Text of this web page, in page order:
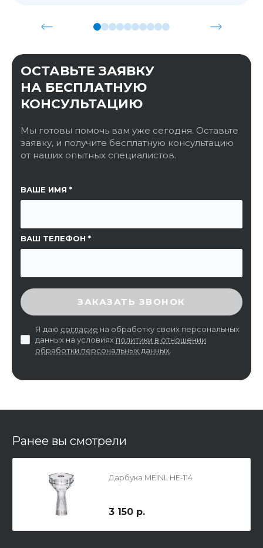
ОСТАВЬТЕ ЗАЯВКУ
НА БЕСПЛАТНУЮ
КОНСУЛЬТАЦИЮ
Мы готовы помочь вам уже сегодня. Оставьте
заявку, и получите бесплатную консультацию
от наших опытных специалистов.
ВАШЕ ИМЯ
ВАШ ТЕЛЕФОН
ССЫЛКА НА СТРАНИЦУ
ВВЕДИТЕ ПРОВЕРОЧНЫЙ КОД
ЗАКАЗАТЬ ЗВОНОК
Я даю согласие на обработку своих персональных
данных на условиях политики в отношении
обработки персональных данных
Ранее вы смотрели
Дарбука MEINL HE-114
3 150 р.